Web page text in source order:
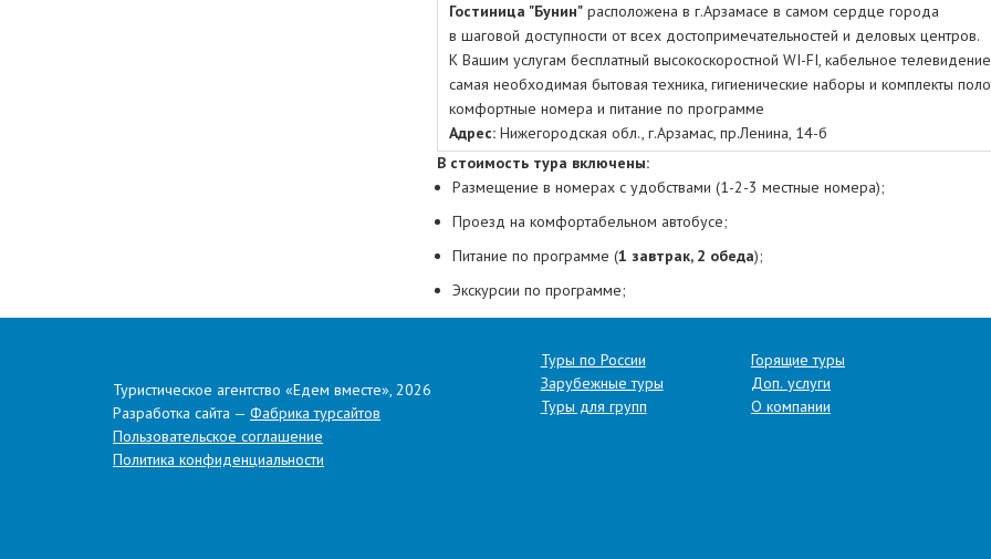
Гостиница "Бунин" расположена в г.Арзамасе в самом сердце города
в шаговой доступности от всех достопримечательностей и деловых центров.
К Вашим услугам бесплатный высокоскоростной WI-FI, кабельное
самая необходимая бытовая техника, гигиенические наборы и комплекты
комфортные номера и питание по программе
Адрес: Нижегородская обл., г.Арзамас, пр.Ленина, 14-б
Встоимость тура включены:
Размещение в номерах с удобствами (1-2-3 местные номера);
Проезд на комфортабельном автобусе;
Питание по программе (1 завтрак, 2 обеда);
Экскурсии по программе;
Входные билеты;
Услуги сопровождающего на маршруте и гида;
Страхование ответственности перевозчика перед пассажирами
Туристическое агентство «Едем вместе», 2026
Разработка сайта — Фабрика турсайтов
Пользовательское соглашение
Политика конфиденциальности
Туры по России
Зарубежные туры
Туры для групп
Горящие туры
Доп. услуги
О компании